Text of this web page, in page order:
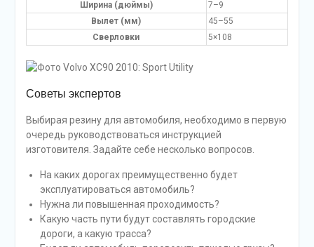
Ширина (дюймы)
7–9
Вылет (мм)
45–55
Сверловки
5×108
Советы экспертов
Выбирая резину для автомобиля, необходимо в первую
очередь руководствоваться инструкцией
изготовителя. Задайте себе несколько вопросов.
На каких дорогах преимущественно будет
эксплуатироваться автомобиль?
Нужна ли повышенная проходимость?
Какую часть пути будут составлять городские
дороги, а какую трасса?